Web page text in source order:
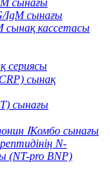
сынағы
IgM сынағы
сынақ кассетасы
сериясы
сынақ
сынағы
ⅠКомбо сынағы
N-
(NT-pro BNP)